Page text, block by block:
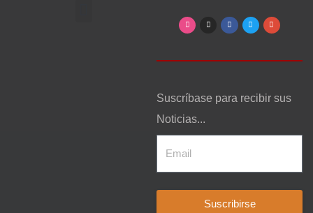
Suscríbase para recibir sus
Noticias...
Suscribirse